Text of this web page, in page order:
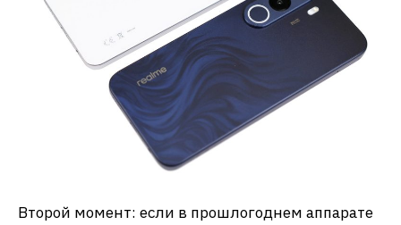
Второй момент: если в прошлогоднем аппарате